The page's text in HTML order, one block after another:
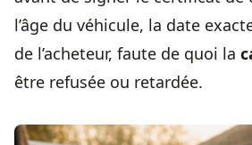
l’âge du véhicule, la date
de l’acheteur, faute de quoi la
être refusée ou retardée.